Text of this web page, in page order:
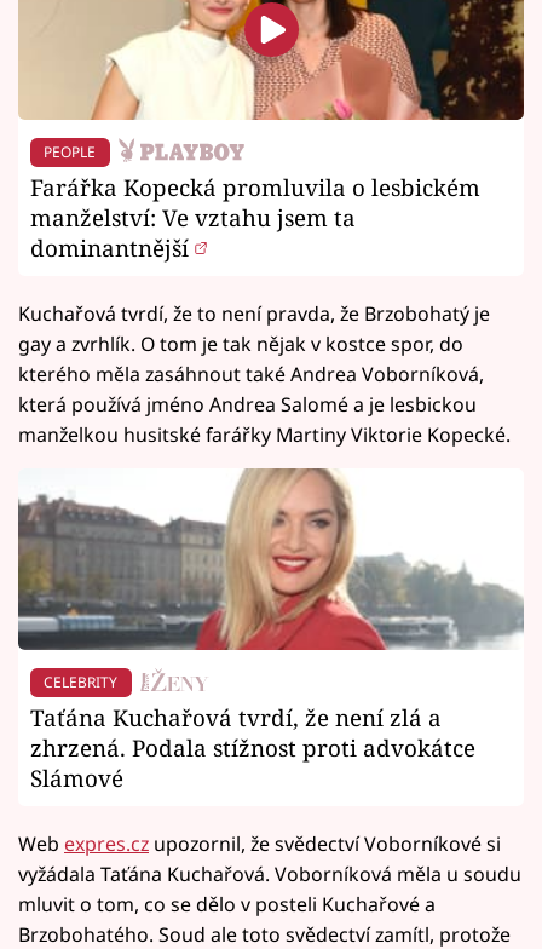
PEOPLE
Farářka Kopecká promluvila o lesbickém
manželství: Ve vztahu jsem ta
dominantnější
Kuchařová tvrdí, že to není pravda, že Brzobohatý je
gay a zvrhlík. O tom je tak nějak v kostce spor, do
kterého měla zasáhnout také Andrea Voborníková,
která používá jméno Andrea Salomé a je lesbickou
manželkou husitské farářky Martiny Viktorie Kopecké.
CELEBRITY
Taťána Kuchařová tvrdí, že není zlá a
zhrzená. Podala stížnost proti advokátce
Slámové
Web expres.cz upozornil, že svědectví Voborníkové si
vyžádala Taťána Kuchařová. Voborníková měla u soudu
mluvit o tom, co se dělo v posteli Kuchařové a
Brzobohatého. Soud ale toto svědectví zamítl, protože